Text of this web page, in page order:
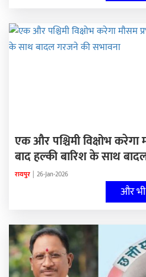
एक और पश्चिमी विक्षोभ करेगा
बाद हल्की बारिश के साथ
रायपुर | 26-Jan-2026
और भी